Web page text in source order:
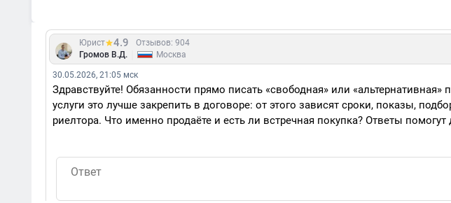
Юрист 4.9
Отзывов: 904
Громов В.Д.
Москва
30.05.2026, 21:05 мск
Здравствуйте! Обязанности прямо писать «свободная» или
услуги это лучше закрепить в договоре: от этого зависят сроки, показы,
риелтора. Что именно продаёте и есть ли встречная покупка? Ответы